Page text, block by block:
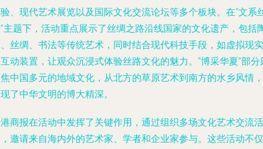
、现代艺术展览以及国际文化交流论坛等多个板块。在“文系
主题下，活动重点展示了丝绸之路沿线国家的文化遗产，包括
丝绸、书法等传统艺术，同时结合现代科技手段，如虚拟现实
动装置，让观众沉浸式体验丝路文化的魅力。“博采华夏”部分
中国多元的地域文化，从北方的草原艺术到南方的水乡风情，
了中华文明的博大精深。
商报在活动中发挥了关键作用，通过组织多场文化艺术交流活
邀请来自海内外的艺术家、学者和企业家参与。这些活动不仅